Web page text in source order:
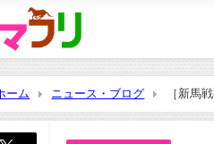
ーム ニュース・ブログ ［新馬